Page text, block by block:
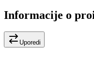
Informacije o
Uporedi